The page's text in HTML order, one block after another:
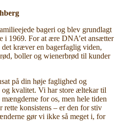
bageri og blev grundlagt
i 1969. For at ære DNA’et ansætter
kræver en bagerfaglig viden,
boller og wienerbrød til kunder
på din høje faglighed og
og kvalitet. Vi har store æltekar til
for os, men hele tiden
konsistens – er den for stiv
gør vi ikke så meget i, for